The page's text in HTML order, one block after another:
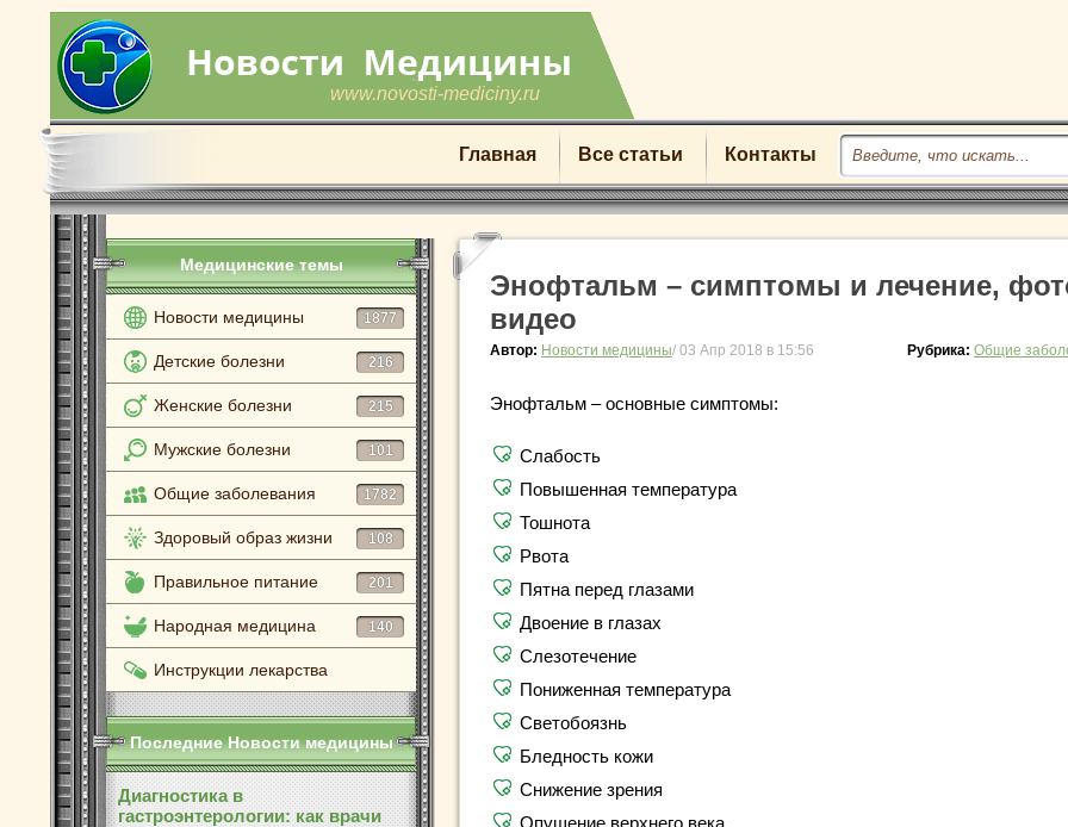
www.novosti-mediciny.ru
Главная Все статьи Контакты
Медицинские темы
Новости медицины 1877
Детские болезни 216
Женские болезни 215
Мужские болезни 101
Общие заболевания 1782
Здоровый образ жизни 108
Правильное питание 201
Народная медицина 140
Инструкции лекарства
Последние Новости медицины
Диагностика в
гастроэнтерологии: как врачи
Энофтальм – симптомы и лечение,
видео
Автор: Новости медицины/ 03 Апр 2018 в 15:56 Рубрика: Общие
Энофтальм – основные симптомы:
Слабость
Повышенная температура
Тошнота
Рвота
Пятна перед глазами
Двоение в глазах
Слезотечение
Пониженная температура
Светобоязнь
Бледность кожи
Снижение зрения
Опущение верхнего века